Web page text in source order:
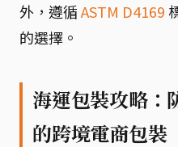
外，遵循ASTM D4169
的選擇。
海運包裝攻略：
的跨境電商包裝